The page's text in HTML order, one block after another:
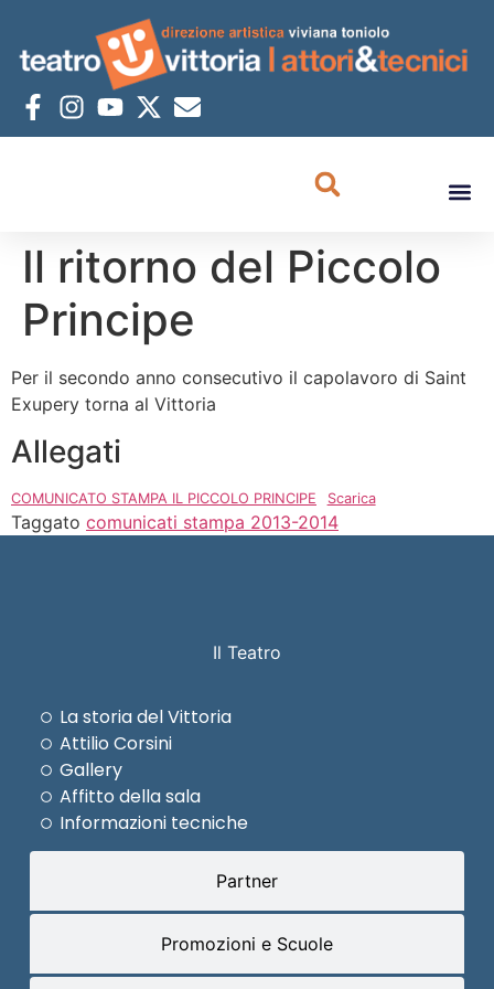
Il ritorno del Piccolo
Principe
Per il secondo anno consecutivo il capolavoro di Saint
Exupery torna al Vittoria
Allegati
COMUNICATO STAMPA IL PICCOLO PRINCIPE Scarica
Taggato comunicati stampa 2013-2014
Il Teatro
Partner
Promozioni e Scuole
La storia del Vittoria
Attilio Corsini
Gallery
Affitto della sala
Informazioni tecniche